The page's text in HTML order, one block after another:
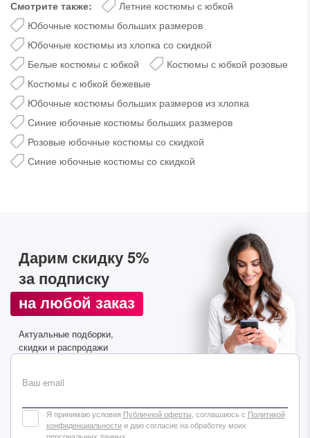
Смотрите также:
Летние костюмы с юбкой
Юбочные костюмы больших размеров
Юбочные костюмы из хлопка со скидкой
Белые костюмы с юбкой
Костюмы с юбкой розовые
Костюмы с юбкой бежевые
Юбочные костюмы больших размеров из хлопка
Синие юбочные костюмы больших размеров
Розовые юбочные костюмы со скидкой
Синие юбочные костюмы со скидкой
Дарим скидку 5%
за подписку
на любой заказ
Актуальные подборки,
скидки и распродажи
Ваш email
Я принимаю условия Публичной оферты , соглашаюсь с Политикой
конфиденциальностии даю согласие на обработку моих
Стильные подборки, эксклюзивные акции и горячие
распродажи в удобном формате
Подписаться